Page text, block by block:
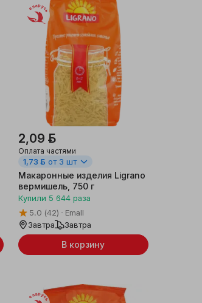
Беларусь
2,09 ƃ
Оплата частями
1,73 ƃ от 3 шт
Макаронные изделия Ligrano
вермишель, 750 г
Купили 5 644 раза
5.0 (42)
Emall
Завтра
Завтра
В корзину
Беларусь